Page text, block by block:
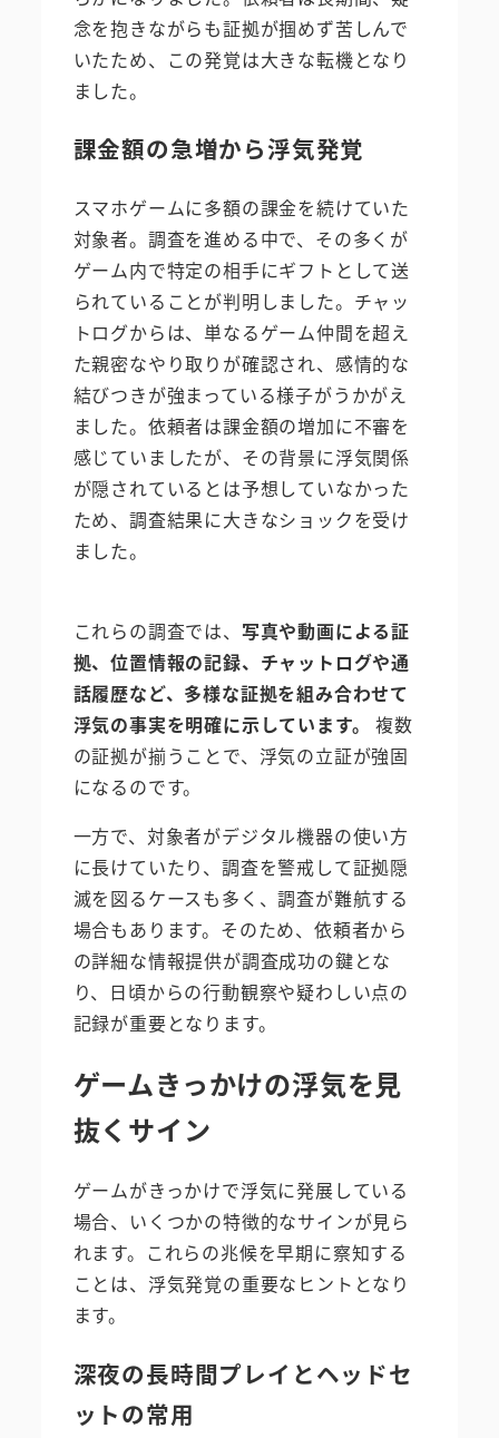
念を抱きながらも証拠が掴めず苦しんで
いたため、この発覚は大きな転機となり
ました。
課金額の急増から浮気発覚
スマホゲームに多額の課金を続けていた
対象者。調査を進める中で、その多くが
ゲーム内で特定の相手にギフトとして送
られていることが判明しました。チャッ
トログからは、単なるゲーム仲間を超え
た親密なやり取りが確認され、感情的な
結びつきが強まっている様子がうかがえ
ました。依頼者は課金額の増加に不審を
感じていましたが、その背景に浮気関係
が隠されているとは予想していなかった
ため、調査結果に大きなショックを受け
ました。
これらの調査では、 写真や動画による証
拠、位置情報の記録、チャットログや通
話履歴など、多様な証拠を組み合わせて
浮気の事実を明確に示しています。
複数
の証拠が揃うことで、浮気の立証が強固
になるのです。
一方で、対象者がデジタル機器の使い方
に長けていたり、調査を警戒して証拠隠
滅を図るケースも多く、調査が難航する
場合もあります。そのため、依頼者から
の詳細な情報提供が調査成功の鍵とな
り、日頃からの行動観察や疑わしい点の
記録が重要となります。
ゲームきっかけの浮気を見
抜くサイン
ゲームがきっかけで浮気に発展している
場合、いくつかの特徴的なサインが見ら
れます。これらの兆候を早期に察知する
ことは、浮気発覚の重要なヒントとなり
ます。
深夜の長時間プレイとヘッドセ
ットの常用